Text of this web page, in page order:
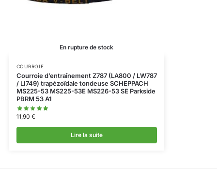
En rupture de stock
COURROIE
Courroie d’entraînement Z787 (LA800 / LW787
/ LI749) trapézoïdale tondeuse SCHEPPACH
MS225-53 MS225-53E MS226-53 SE Parkside
PBRM 53 A1
11,90 €
Lire la suite